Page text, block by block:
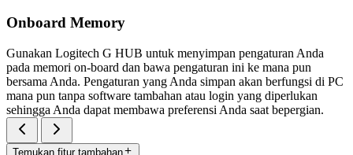
Onboard Memory
Gunakan Logitech G HUB untuk menyimpan pengaturan Anda
pada memori on-board dan bawa pengaturan ini ke mana pun
bersama Anda. Pengaturan yang Anda simpan akan berfungsi di PC
mana pun tanpa software tambahan atau login yang diperlukan
sehingga Anda dapat membawa preferensi Anda saat bepergian.
Temukan fitur tambahan